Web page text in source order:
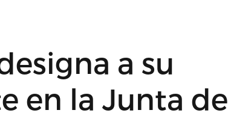
a su
en la Junta de